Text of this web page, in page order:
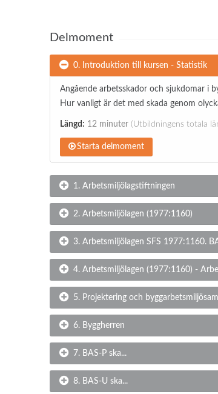
Delmoment
0. Introduktion till kursen - Statistik
Angående arbetsskador och sjukdomar i
Hur vanligt är det med skada genom
Längd: 12 minuter (Utbildningens totala
Starta delmoment
1. Arbetsmiljölagstiftningen
2. Arbetsmiljölagen (1977:1160)
3. Arbetsmiljölagen SFS 1977:1160.
4. Arbetsmiljölagen (1977:1160) -
5. Projektering och
6. Byggherren
7. BAS-P ska...
8. BAS-U ska...